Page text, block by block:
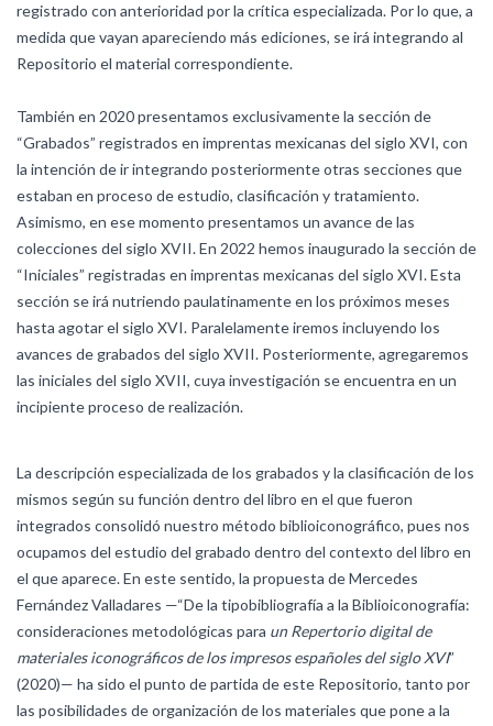
registrado con anterioridad por la crítica especializada. Por lo que, a
medida que vayan apareciendo más ediciones, se irá integrando al
Repositorio el material correspondiente.
También en 2020 presentamos exclusivamente la sección de
“Grabados” registrados en imprentas mexicanas del siglo XVI, con
la intención de ir integrando posteriormente otras secciones que
estaban en proceso de estudio, clasificación y tratamiento.
Asimismo, en ese momento presentamos un avance de las
colecciones del siglo XVII. En 2022 hemos inaugurado la sección de
“Iniciales” registradas en imprentas mexicanas del siglo XVI. Esta
sección se irá nutriendo paulatinamente en los próximos meses
hasta agotar el siglo XVI. Paralelamente iremos incluyendo los
avances de grabados del siglo XVII. Posteriormente, agregaremos
las iniciales del siglo XVII, cuya investigación se encuentra en un
incipiente proceso de realización.
La descripción especializada de los grabados y la clasificación de los
mismos según su función dentro del libro en el que fueron
integrados consolidó nuestro método biblioiconográfico, pues nos
ocupamos del estudio del grabado dentro del contexto del libro en
el que aparece. En este sentido, la propuesta de Mercedes
Fernández Valladares —“De la tipobibliografía a la Biblioiconografía:
consideraciones metodológicas para un Repertorio digital de
materiales iconográficos de los impresos españoles del siglo XVI”
(2020)— ha sido el punto de partida de este Repositorio, tanto por
las posibilidades de organización de los materiales que pone a la